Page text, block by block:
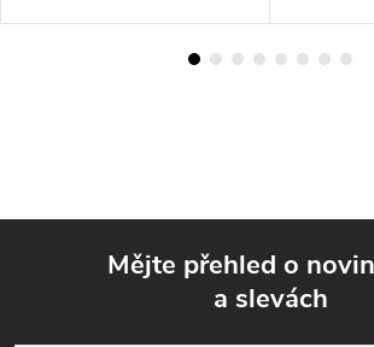
Mějte přehled o
a slevách